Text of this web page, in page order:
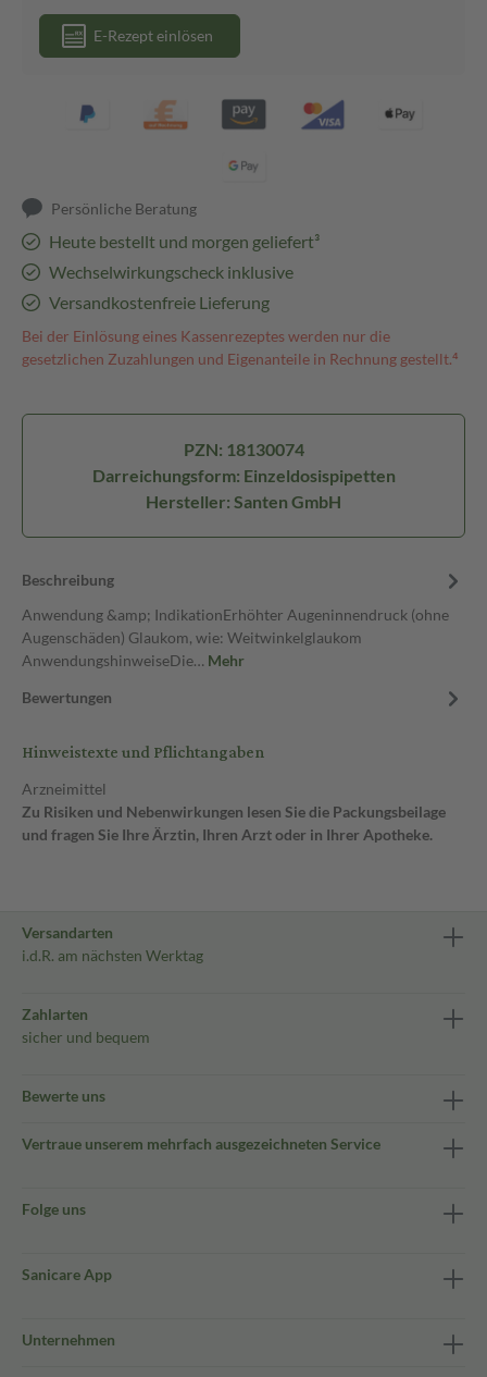
E-Rezept einlösen
Persönliche Beratung
Heute bestellt und morgen geliefert³
Wechselwirkungscheck inklusive
Versandkostenfreie Lieferung
Bei der Einlösung eines Kassenrezeptes werden nur die
gesetzlichen Zuzahlungen und Eigenanteile in Rechnung gestellt.⁴
PZN: 18130074
Darreichungsform: Einzeldosispipetten
Hersteller: Santen GmbH
Beschreibung
Anwendung &amp; IndikationErhöhter Augeninnendruck (ohne
Augenschäden) Glaukom, wie: Weitwinkelglaukom
AnwendungshinweiseDie… Mehr
Bewertungen
Hinweistexte und Pflichtangaben
Arzneimittel
Zu Risiken und Nebenwirkungen lesen Sie die Packungsbeilage
und fragen Sie Ihre Ärztin, Ihren Arzt oder in Ihrer Apotheke.
Versandarten
i.d.R. am nächsten Werktag
Zahlarten
sicher und bequem
Bewerte uns
Vertraue unserem mehrfach ausgezeichneten Service
Folge uns
Sanicare App
Unternehmen